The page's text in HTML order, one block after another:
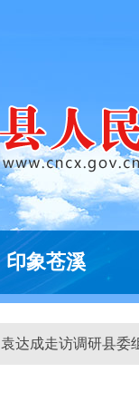
印象苍溪
袁达成走访调研县委